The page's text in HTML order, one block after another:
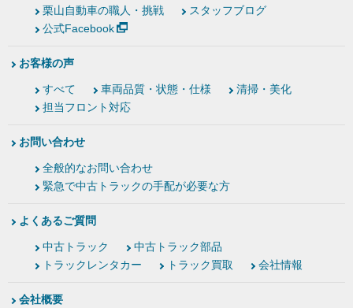
栗山自動車の職人・挑戦
スタッフブログ
公式Facebook
お客様の声
すべて 車両品質・状態・仕様
清掃・美化
担当フロント対応
お問い合わせ
全般的なお問い合わせ
緊急で中古トラックの手配が必要な方
よくあるご質問
中古トラック
中古トラック部品
トラックレンタカー
トラック買取 会社情報
会社概要